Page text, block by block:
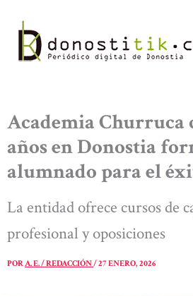
contenido
Academia Churruca
años en Donostia
alumnado para el
La entidad ofrece cursos de
profesional y oposiciones
PORA. E. / REDACCIÓN/27 ENERO, 2026